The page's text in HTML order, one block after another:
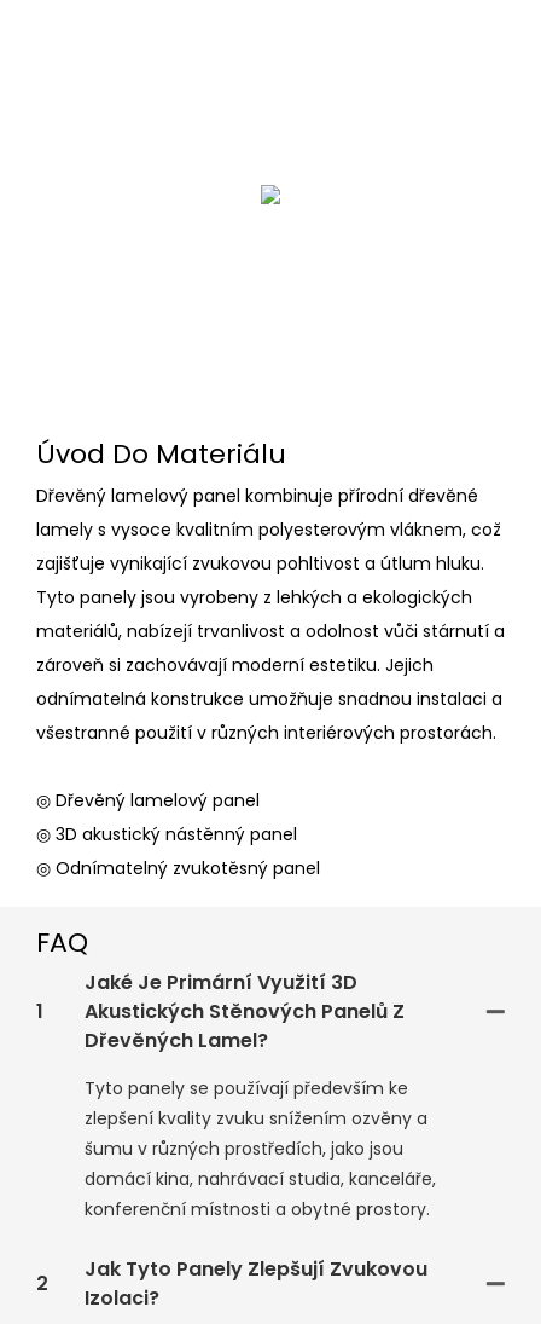
Úvod Do Materiálu
Dřevěný lamelový panel kombinuje přírodní dřevěné
lamely s vysoce kvalitním polyesterovým vláknem, což
zajišťuje vynikající zvukovou pohltivost a útlum hluku.
Tyto panely jsou vyrobeny z lehkých a ekologických
materiálů, nabízejí trvanlivost a odolnost vůči stárnutí a
zároveň si zachovávají moderní estetiku. Jejich
odnímatelná konstrukce umožňuje snadnou instalaci a
všestranné použití v různých interiérových prostorách.
◎ Dřevěný lamelový panel
◎ 3D akustický nástěnný panel
◎ Odnímatelný zvukotěsný panel
FAQ
1
Jaké Je Primární Využití 3D
Akustických Stěnových Panelů Z
Dřevěných Lamel?
Tyto panely se používají především ke
zlepšení kvality zvuku snížením ozvěny a
šumu v různých prostředích, jako jsou
domácí kina, nahrávací studia, kanceláře,
konferenční místnosti a obytné prostory.
2
Jak Tyto Panely Zlepšují Zvukovou
Izolaci?